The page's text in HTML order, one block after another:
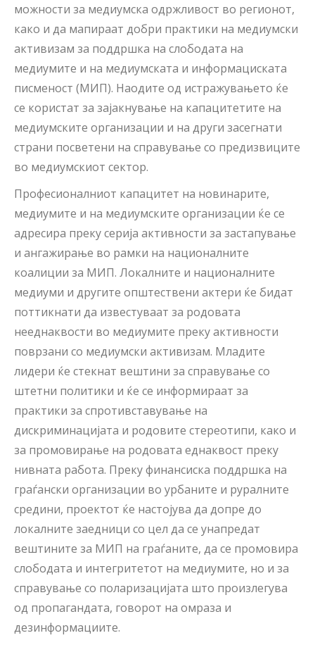
можности за медиумска одржливост во регионот,
како и да мапираат добри практики на медиумски
активизам за поддршка на слободата на
медиумите и на медиумската и информациската
писменост (МИП). Наодите од истражувањето ќе
се користат за зајакнување на капацитетите на
медиумските организации и на други засегнати
страни посветени на справување со предизвиците
во медиумскиот сектор.
Професионалниот капацитет на новинарите,
медиумите и на медиумските организации ќе се
адресира преку серија активности за застапување
и ангажирање во рамки на националните
коалиции за МИП. Локалните и националните
медиуми и другите општествени актери ќе бидат
поттикнати да известуваат за родовата
нееднаквости во медиумите преку активности
поврзани со медиумски активизам. Младите
лидери ќе стекнат вештини за справување со
штетни политики и ќе се информираат за
практики за спротивставување на
дискриминацијата и родовите стереотипи, како и
за промовирање на родовата еднаквост преку
нивната работа. Преку финансиска поддршка на
граѓански организации во урбаните и руралните
средини, проектот ќе настојува да допре до
локалните заедници со цел да се унапредат
вештините за МИП на граѓаните, да се промовира
слободата и интегритетот на медиумите, но и за
справување со поларизацијата што произлегува
од пропагандата, говорот на омраза и
дезинформациите.